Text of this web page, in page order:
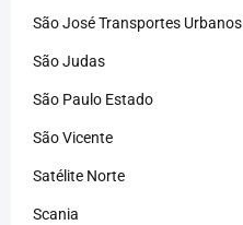
São José Transportes Urbanos
São Judas
São Paulo Estado
São Vicente
Satélite Norte
Scania